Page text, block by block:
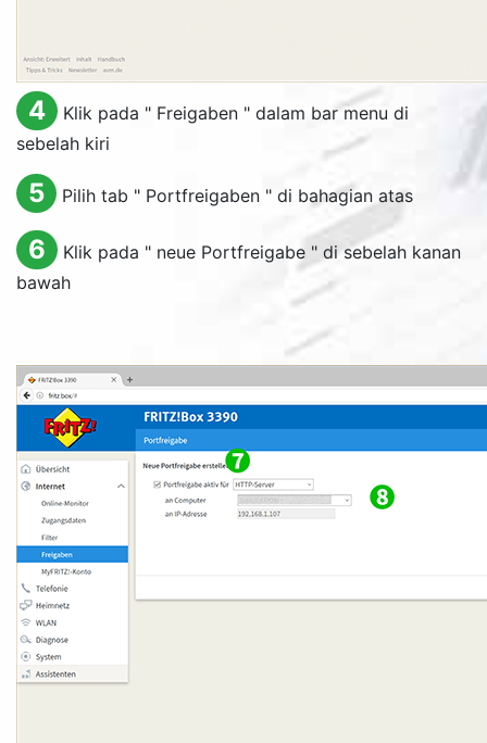
4 Klik pada " Freigaben" dalam bar menu di
sebelah kiri
5 Pilih tab " Portfreigaben" di bahagian atas
6 Klik pada " neue Portfreigabe" di sebelah kanan
bawah